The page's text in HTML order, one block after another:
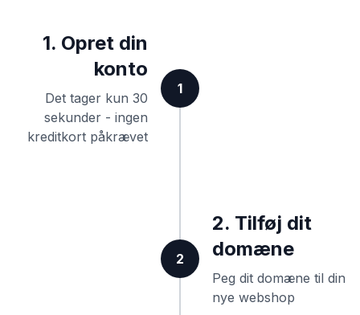
1. Opret din
konto
Det tager kun 30
sekunder - ingen
kreditkort påkrævet
1
2
2. Tilføj dit
domæne
Peg dit domæne til din
nye webshop